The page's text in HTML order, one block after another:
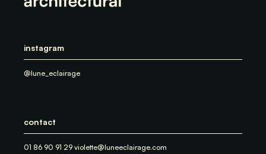
instagram
@lune_eclairage
contact
01 86 90 91 29 violette@luneeclairage.com